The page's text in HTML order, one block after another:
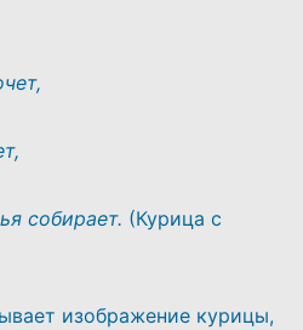
собирает. (Курица с
изображение курицы,